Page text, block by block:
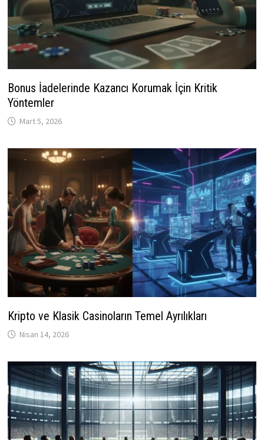
Bonus İadelerinde Kazancı Korumak İçin Kritik
Yöntemler
Mart 5, 2026
Kripto ve Klasik Casinoların Temel Ayrılıkları
Nisan 14, 2026